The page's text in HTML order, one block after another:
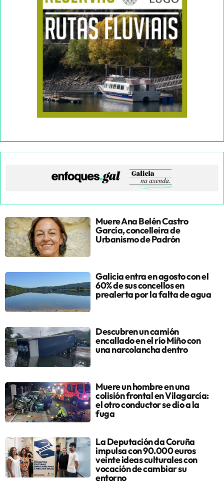
Muere Ana Belén Castro
García, concelleira de
Urbanismo de Padrón
Galicia entra en agosto con el
60% de sus concellos en
prealerta por la falta de agua
Descubren un camión
encallado en el río Miño con
una narcolancha dentro
Muere un hombre en una
colisión frontal en Vilagarcía:
el otro conductor se dio a la
fuga
La Deputación da Coruña
impulsa con 90.000 euros
veinte ideas culturales con
vocación de cambiar su
entorno